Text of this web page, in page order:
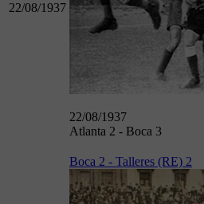
22/08/1937
22/08/1937
Atlanta 2 - Boca 3
Boca 2 - Talleres (RE) 2